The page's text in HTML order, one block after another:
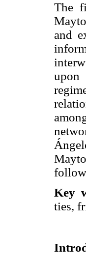
The
and
upon
Key
ties,